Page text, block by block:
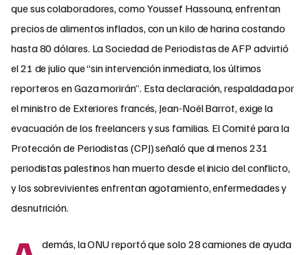
que sus colaboradores, como Youssef Hassouna, enfrentan
precios de alimentos inflados, con un kilo de harina costando
hasta 80 dólares. La Sociedad de Periodistas de AFP advirtió
el 21 de julio que “sin intervención inmediata, los últimos
reporteros en Gaza morirán”. Esta declaración, respaldada por
el ministro de Exteriores francés, Jean-Noël Barrot, exige la
evacuación de los freelancers y sus familias. El Comité para la
Protección de Periodistas (CPJ) señaló que al menos 231
periodistas palestinos han muerto desde el inicio del conflicto,
y los sobrevivientes enfrentan agotamiento, enfermedades y
desnutrición.
demás, la ONU reportó que solo 28 camiones de ayuda